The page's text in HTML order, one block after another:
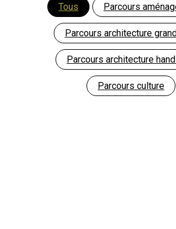
Tous Parcours
Parcours architecture
Parcours architecture
Parcours culture